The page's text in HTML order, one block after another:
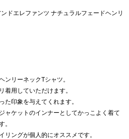
ドエレファンツ ナチュラルフェードヘンリ
ンリーネックTシャツ。
着用していただけます。
た印象を与えてくれます。
ャケットのインナーとしてかっこよく着て
。
リングが個人的にオススメです。